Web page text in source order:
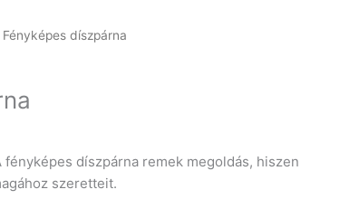
Fényképes díszpárna
díszpárna remek megoldás, hiszen
szeretteit.